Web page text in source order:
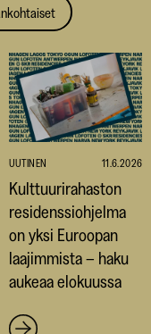
UUTINEN 11.6.2026
Kulttuurirahaston
residenssiohjelma
on yksi Euroopan
laajimmista – haku
aukeaa elokuussa